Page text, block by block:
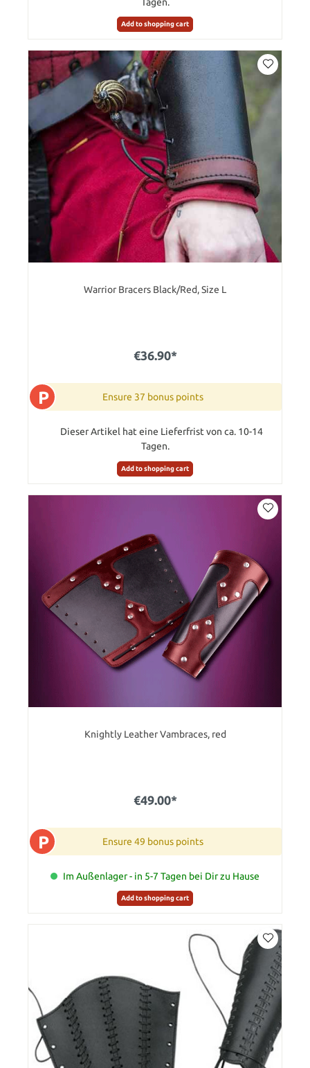
Add to shopping cart
Warrior Bracers Black/Red, Size L
€36.90*
P Ensure 37 bonus points
Dieser Artikel hat eine Lieferfrist von ca. 10-14
Tagen.
Add to shopping cart
Knightly Leather Vambraces, red
€49.00*
P Ensure 49 bonus points
Im Außenlager - in 5-7 Tagen bei Dir zu Hause
Add to shopping cart